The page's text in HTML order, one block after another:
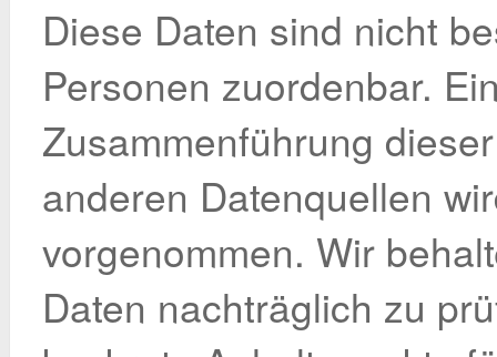
Diese Daten sind nicht
Personen zuordenbar.
Zusammenführung
anderen Datenquellen
vorgenommen. Wir
Daten nachträglich zu